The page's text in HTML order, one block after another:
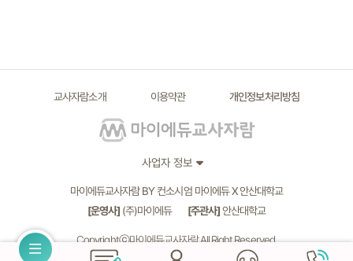
교사자람소개 이용약관 개인정보처리방침
사업자 정보
마이에듀교사자람 BY 컨소시엄 마이에듀 X 안산대학교
[운영사] (주)마이에듀 [주관사]안산대학교
Copyrightⓒ마이에듀교사자람 All Right Reserved.